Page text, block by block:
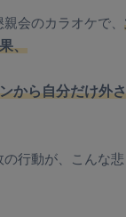
親会のカラオケで、
、
から自分だけ外
行動が、こんな